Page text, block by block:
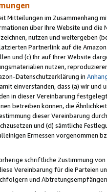
Mitteilungen im Zusammenhang
über Ihre Website und
nutzen und weitergeben
Partnerlink auf die
und (c) Ihr auf Ihrer Website
nutzen,
Datenschutzerklärung in
einverstanden, dass (a) wir
in dieser Vereinbarung
betreiben können, die
dieser Vereinbarung
und (d) sämtliche
Ermessen vorgenommen
schriftliche Zustimmung
Vereinbarung für die Parteien
und